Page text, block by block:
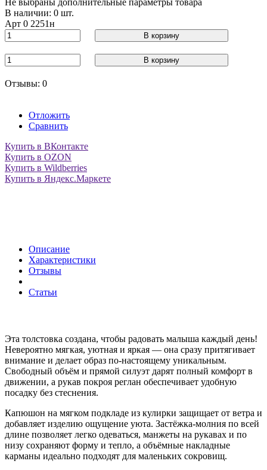
В наличии: 0 шт.
Арт 0 2251н
В корзину
В корзину
Отзывы: 0
Отложить
Сравнить
Купить в ВКонтакте
Купить в OZON
Купить в Wildberries
Купить в Яндекс.Маркете
Описание
Характеристики
Отзывы
Статьи
Эта толстовка создана, чтобы радовать малыша каждый день!
Невероятно мягкая, уютная и яркая — она сразу притягивает
внимание и делает образ по-настоящему уникальным.
Свободный объём и прямой силуэт дарят полный комфорт в
движении, а рукав покроя реглан обеспечивает удобную
посадку без стеснения.
Капюшон на мягком подкладе из кулирки защищает от ветра и
добавляет изделию ощущение уюта. Застёжка-молния по всей
длине позволяет легко одеваться, манжеты на рукавах и по
низу сохраняют форму и тепло, а объёмные накладные
карманы идеально подходят для маленьких сокровищ.